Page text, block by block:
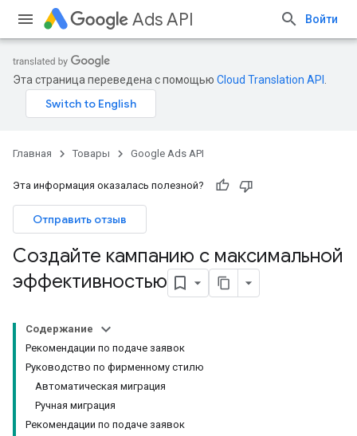
Ads API Войти
Эта страница переведена с помощью Cloud Translation API
Главная Товары Google Ads API
Эта информация оказалась полезной?
Отправить отзыв
Создайте кампанию с максимальной
эффективностью
Содержание
Рекомендации по подаче заявок
Руководство по фирменному стилю
Автоматическая миграция
Ручная миграция
Рекомендации по подаче заявок